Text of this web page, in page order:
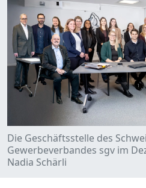
Die Geschäftsstelle des
Gewerbeverbandes sgv im
Nadia Schärli